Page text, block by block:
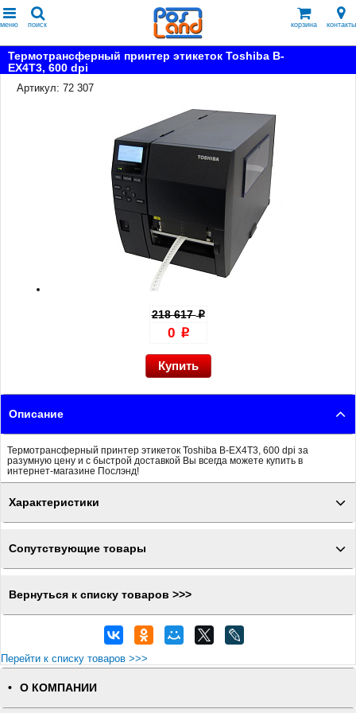
меню поиск корзина контакты
Термотрансферный принтер этикеток Toshiba B-
EX4T3, 600 dpi
Артикул: 72 307
218 617p
0 p
Описание
Термотрансферный принтер этикеток Toshiba B-EX4T3, 600 dpi за
разумную цену и с быстрой доставкой Вы всегда можете купить в
интернет-магазине Послэнд!
Характеристики
Сопутствующие товары
Вернуться к списку товаров >>>
Перейти к списку товаров >>>
О КОМПАНИИ